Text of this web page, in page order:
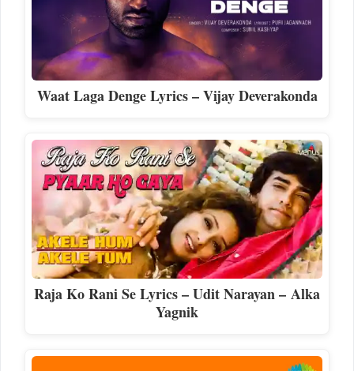
Waat Laga Denge Lyrics – Vijay Deverakonda
Raja Ko Rani Se Lyrics – Udit Narayan – Alka
Yagnik